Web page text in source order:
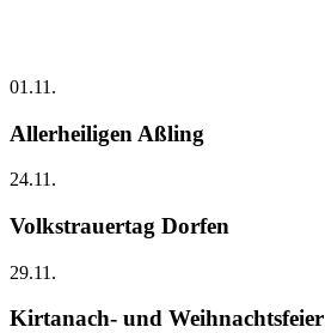
01.11.
Allerheiligen Aßling
24.11.
Volkstrauertag Dorfen
29.11.
Kirtanach- und Weihnachtsfeier